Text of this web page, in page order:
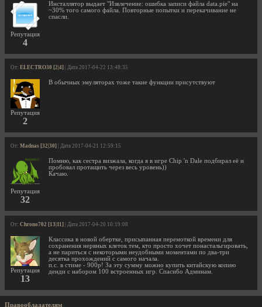
Репутация
4
Инсталлятор выдает "Извлечение: ошибка записи файла data.pie" на
~30% того самого файла. Повторные попытки и перекачивание не
спасли.
От: ELECTRO30 [2|4] | Дата 2017-04-22 13:48:35
Репутация
2
В обычных эмуляторах тоже такие функции присутствуют
От: Madnas [32|30] | Дата 2017-04-21 12:59:15
Репутация
32
Помню, как сестра визжала, когда я в игре Chip 'n Dale подбирал её и
пробовал протащить через весь уровень))
Качаю.
От: Chrono702 [13|11] | Дата 2017-04-20 10:19:08
Репутация
13
Классика в новой обертке, присыпанная перемоткой времени для
сохранения нервных клеток тем, кто просто хочет понастальгировать,
а не париться с некоторыми неудобными моментами по два-три
десятка прохождений с самого начала.
п.с. в стиме - 900р! За эту сумму можно купить китайскую копию
денди с набором 100 встроенных игр. Спасибо Админам.
Правообладателям